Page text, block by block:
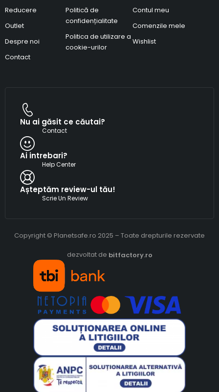
Reducere
Outlet
Despre noi
Contact
Politică de
confidențialitate
Politica de utilizare a
cookie-urilor
Contul meu
Comenzile mele
Wishlist
Nu ai găsit ce căutai?
Contact
Ai intrebari?
Help Center
Așteptăm review-ul tău!
Scrie Un Review
Copyright © Planetsafe.ro 2025 – Toate drepturile rezervate
dezvoltat de bitfactory.ro